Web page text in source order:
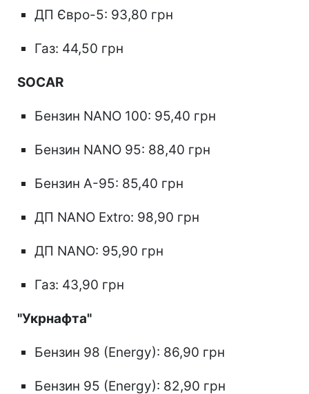
ДП Євро-5: 93,80 грн
Газ: 44,50 грн
SOCAR
Бензин NANO 100: 95,40 грн
Бензин NANO 95: 88,40 грн
Бензин А-95: 85,40 грн
ДП NANO Extro: 98,90 грн
ДП NANO: 95,90 грн
Газ: 43,90 грн
"Укрнафта"
Бензин 98 (Energy): 86,90 грн
Бензин 95 (Energy): 82,90 грн